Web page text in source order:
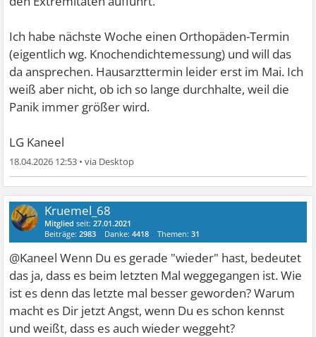
Ich habe nächste Woche einen Orthopäden-Termin
(eigentlich wg. Knochendichtemessung) und will das
da ansprechen. Hausarzttermin leider erst im Mai. Ich
weiß aber nicht, ob ich so lange durchhalte, weil die
Panik immer größer wird.
LG Kaneel
18.04.2026 12:53 •
Kruemel_68
Mitglied seit:27.01.2021
Beiträge:2983 Danke:4418 Themen:31
@Kaneel Wenn Du es gerade "wieder" hast, bedeutet
das ja, dass es beim letzten Mal weggegangen ist. Wie
ist es denn das letzte mal besser geworden? Warum
macht es Dir jetzt Angst, wenn Du es schon kennst
und weißt, dass es auch wieder weggeht?